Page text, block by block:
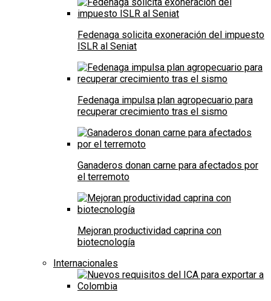
Fedenaga solicita exoneración del impuesto
ISLR al Seniat
Fedenaga impulsa plan agropecuario para
recuperar crecimiento tras el sismo
Ganaderos donan carne para afectados por
el terremoto
Mejoran productividad caprina con
biotecnología
Internacionales